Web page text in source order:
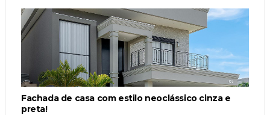
Fachada de casa com estilo neoclássico cinza e
preta!